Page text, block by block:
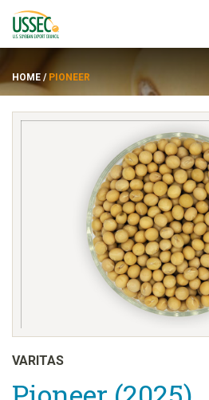
ENGLISH
FRANÇAIS
日本語
HOME / PIONEER
VARITAS